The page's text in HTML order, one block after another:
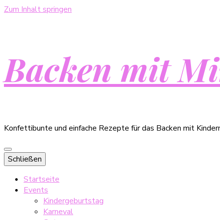
Zum Inhalt springen
Backen mit
Konfettibunte und einfache Rezepte für das Backen mit
Schließen
Startseite
Events
Kindergeburtstag
Karneval